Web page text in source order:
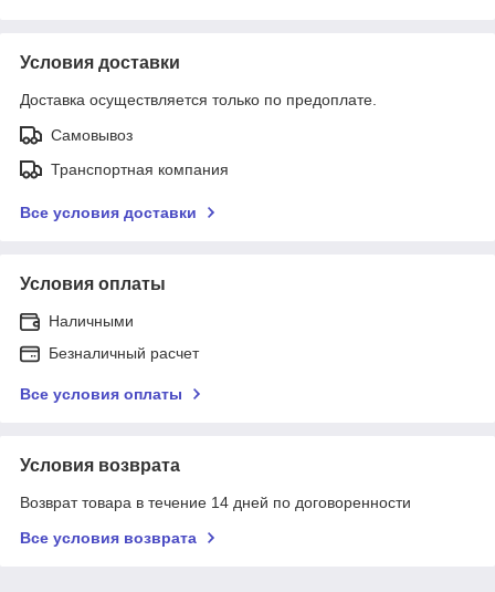
Условия доставки
Доставка осуществляется только по предоплате.
Самовывоз
Транспортная компания
Все условия доставки
Условия оплаты
Наличными
Безналичный расчет
Все условия оплаты
Условия возврата
Возврат товара в течение 14 дней по договоренности
Все условия возврата